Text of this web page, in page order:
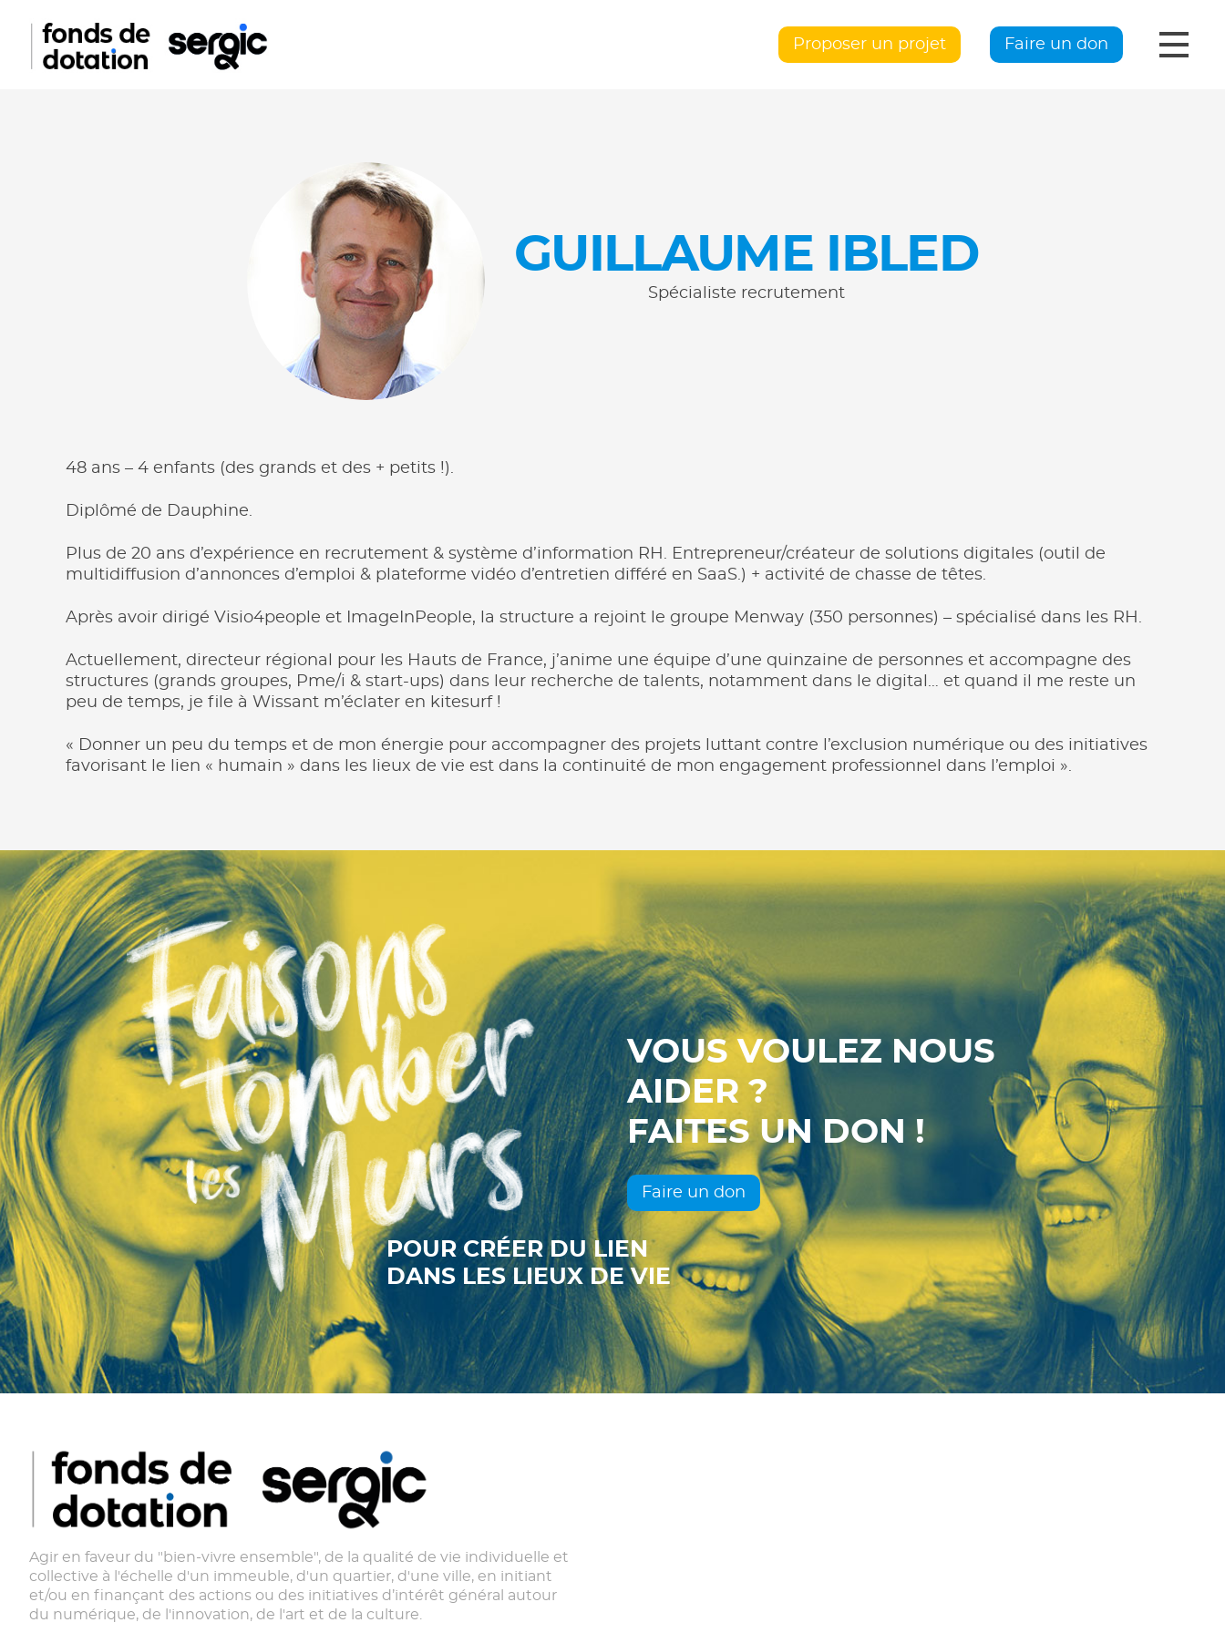
Proposer un projet Faire un don
GUILLAUME IBLED
Spécialiste recrutement
48 ans – 4 enfants (des grands et des + petits !).
Diplômé de Dauphine.
Plus de 20 ans d’expérience en recrutement & système d’information RH. Entrepreneur/créateur de solutions digitales (outil de
multidiffusion d’annonces d’emploi & plateforme vidéo d’entretien différé en SaaS.) + activité de chasse de têtes.
Après avoir dirigé Visio4people et ImageInPeople, la structure a rejoint le groupe Menway (350 personnes) – spécialisé dans les RH.
Actuellement, directeur régional pour les Hauts de France, j’anime une équipe d’une quinzaine de personnes et accompagne des
structures (grands groupes, Pme/i & start-ups) dans leur recherche de talents, notamment dans le digital… et quand il me reste un
peu de temps, je file à Wissant m’éclater en kitesurf !
« Donner un peu du temps et de mon énergie pour accompagner des projets luttant contre l’exclusion numérique ou des initiatives
favorisant le lien « humain » dans les lieux de vie est dans la continuité de mon engagement professionnel dans l’emploi ».
POUR CRÉER DU LIEN
DANS LES LIEUX DE VIE
VOUS VOULEZ NOUS
AIDER ?
FAITES UN DON !
Faire un don
Agir en faveur du "bien-vivre ensemble", de la qualité de vie individuelle et
collective à l'échelle d'un immeuble, d'un quartier, d'une ville, en initiant
et/ou en finançant des actions ou des initiatives d’intérêt général autour
du numérique, de l'innovation, de l'art et de la culture.